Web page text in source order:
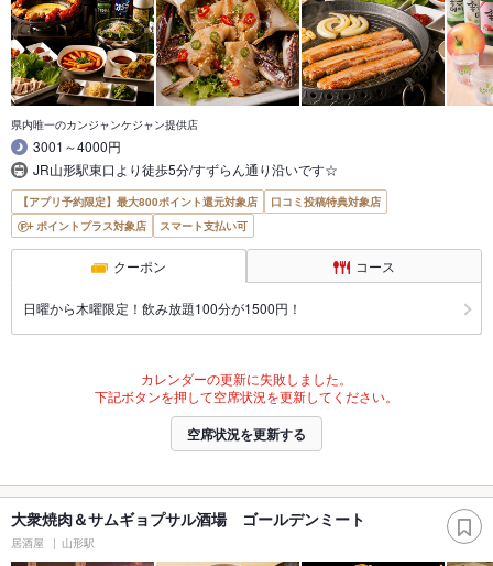
県内唯一のカンジャンケジャン提供店
3001～4000円
JR山形駅東口より徒歩5分/すずらん通り沿いです☆
【アプリ予約限定】最大800ポイント還元対象店
口コミ投稿特典対象店
ポイントプラス対象店
スマート支払い可
クーポン コース
日曜から木曜限定！飲み放題100分が1500円！
カレンダーの更新に失敗しました。
下記ボタンを押して空席状況を更新してください。
空席状況を更新する
大衆焼肉＆サムギョプサル酒場 ゴールデンミート
居酒屋 山形駅